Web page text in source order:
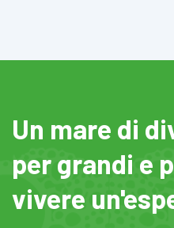
Un mare di
per grandi e
vivere